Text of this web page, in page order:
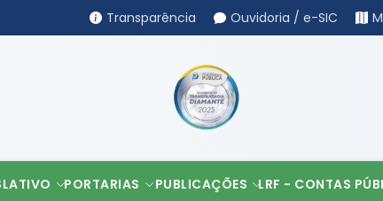
Transparência Ouvidoria / e-SIC
PORTARIAS PUBLICAÇÕES LRF - CONTAS